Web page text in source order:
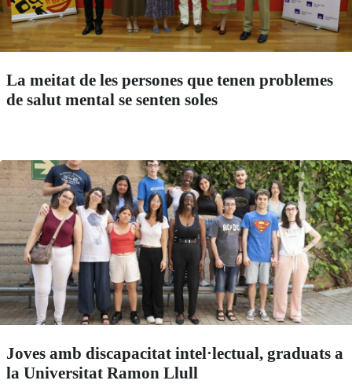
La meitat de les persones que tenen problemes
de salut mental se senten soles
Joves amb discapacitat intel·lectual, graduats a
la Universitat Ramon Llull